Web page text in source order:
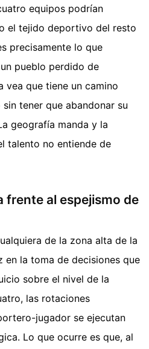
equipos podrían
el tejido deportivo del resto
precisamente lo que
pueblo perdido de
vea que tiene un camino
tener que abandonar su
geografía manda y la
talento no entiende de
frente al espejismo de
de la zona alta de la
en la toma de decisiones que
sobre el nivel de la
las rotaciones
jugador se ejecutan
Lo que ocurre es que, al